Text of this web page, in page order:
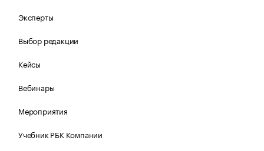
Эксперты
Выбор редакции
Кейсы
Вебинары
Мероприятия
Учебник РБК Компании